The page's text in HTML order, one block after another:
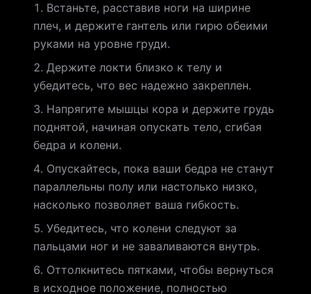
Встаньте, расставив ноги на ширине
плеч, и держите гантель или гирю обеими
руками на уровне груди.
Держите локти близко к телу и
убедитесь, что вес надежно закреплен.
Напрягите мышцы кора и держите грудь
поднятой, начиная опускать тело, сгибая
бедра и колени.
Опускайтесь, пока ваши бедра не станут
параллельны полу или настолько низко,
насколько позволяет ваша гибкость.
Убедитесь, что колени следуют за
пальцами ног и не заваливаются внутрь.
Оттолкнитесь пятками, чтобы вернуться
в исходное положение, полностью